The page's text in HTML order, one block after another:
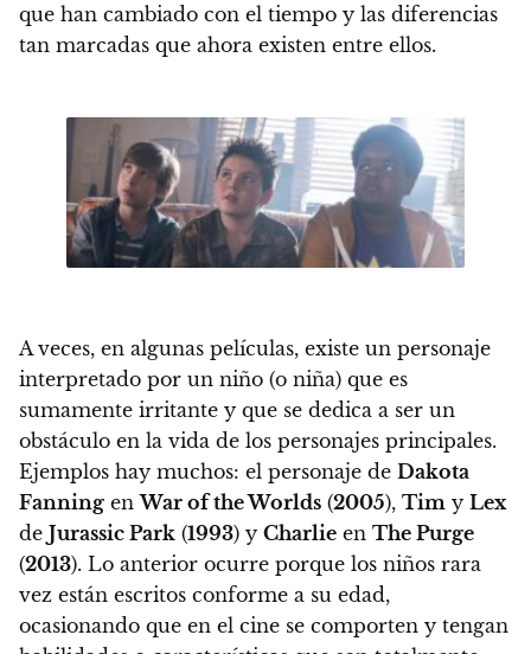
que han cambiado con el tiempo y las diferencias
tan marcadas que ahora existen entre ellos.
A veces, en algunas películas, existe un personaje
interpretado por un niño (o niña) que es
sumamente irritante y que se dedica a ser un
obstáculo en la vida de los personajes principales.
Ejemplos hay muchos: el personaje de Dakota
Fanning enWar of the Worlds (2005), Tim y Lex
de Jurassic Park (1993) y Charlie en The Purge
(2013). Lo anterior ocurre porque los niños rara
vez están escritos conforme a su edad,
ocasionando que en el cine se comporten y tengan